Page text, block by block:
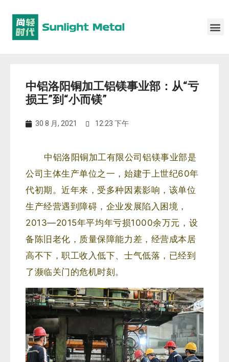
中铝洛阳铜加工铝镁事业部：从“亏
损王”到“小而镁”
30 8 月, 2021 12:23 下午
中铝洛阳铜加工有限公司铝镁事业部是
公司主体生产单位之一，始建于上世纪60年
代初期。近年来，受多种因素影响，该单位
生产经营遇到障碍，企业发展陷入困境，
2013—2015年平均年亏损1000余万元，设
备陈旧老化，质量保障能力差，经营成本居
高不下，职工收入低下、士气低落，已经到
了濒临关门的危机时刻。